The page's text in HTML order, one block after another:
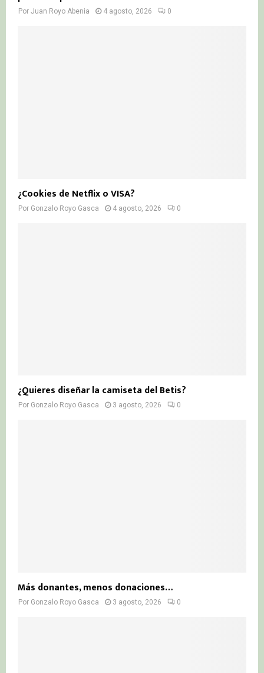
Por Juan Royo Abenia 4 agosto, 2026 0
¿Cookies de Netflix o VISA?
Por Gonzalo Royo Gasca 4 agosto, 2026 0
¿Quieres diseñar la camiseta del Betis?
Por Gonzalo Royo Gasca 3 agosto, 2026 0
Más donantes, menos donaciones…
Por Gonzalo Royo Gasca 3 agosto, 2026 0